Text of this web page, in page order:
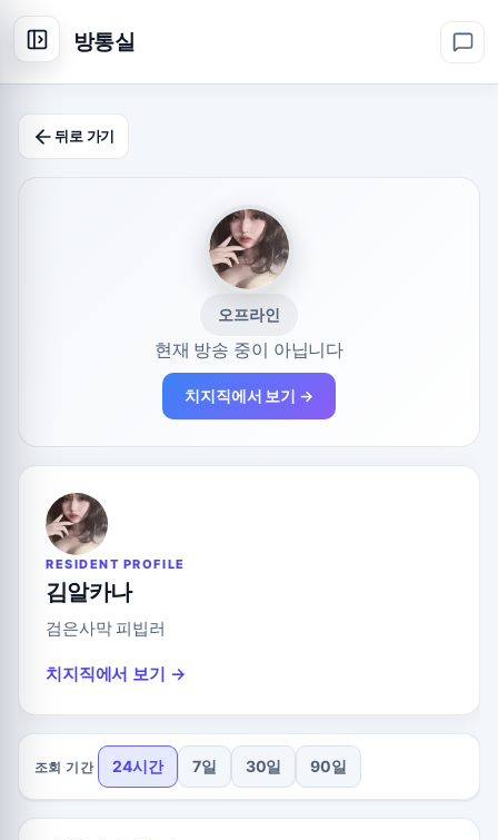
방통실
뒤로 가기
오프라인
현재 방송 중이 아닙니다
치지직에서 보기 →
RESIDENT PROFILE
김알카나
검은사막 피빕러
치지직에서 보기 →
조회 기간 24시간 7일 30일 90일